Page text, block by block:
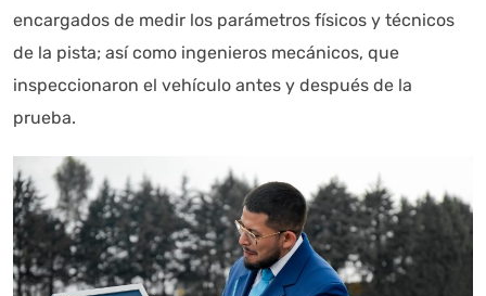
encargados de medir los parámetros físicos y técnicos
de la pista; así como ingenieros mecánicos, que
inspeccionaron el vehículo antes y después de la
prueba.
Asistente con IA en desarrollo. Autoanalítica optimiza
diariamente su exactitud."